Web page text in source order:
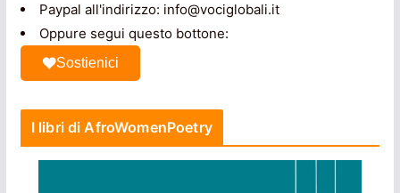
Paypal all'indirizzo: info@vociglobali.it
Oppure segui questo bottone:
Sostienici
I libri di AfroWomenPoetry